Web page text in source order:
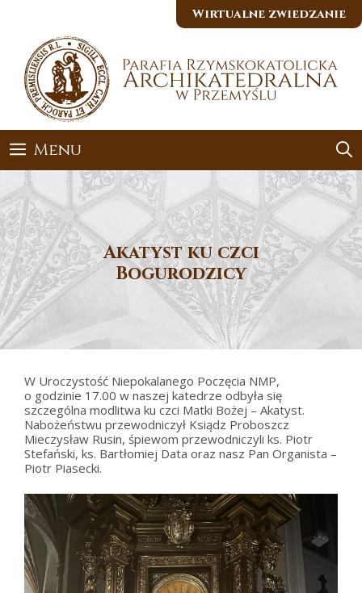
Wirtualne zwiedzanie
Menu
Akatyst ku czci
Bogurodzicy
W Uroczystość Niepokalanego Poczęcia NMP,
o godzinie 17.00 w naszej katedrze odbyła się
szczególna modlitwa ku czci Matki Bożej – Akatyst.
Nabożeństwu przewodniczył Ksiądz Proboszcz
Mieczysław Rusin, śpiewom przewodniczyli ks. Piotr
Stefański, ks. Bartłomiej Data oraz nasz Pan Organista –
Piotr Piasecki.